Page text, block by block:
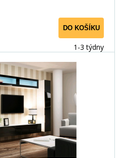
DO KOŠÍKU
1-3 týdny